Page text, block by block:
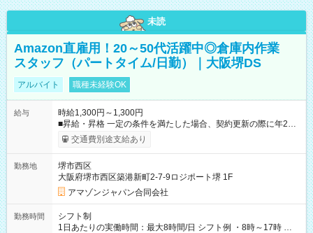
未読
Amazon直雇用！20～50代活躍中◎倉庫内作業
スタッフ（パートタイム/日勤）｜大阪堺DS
アルバイト 職種未経験OK
給与
時給1,300円～1,300円
■昇給・昇格 一定の条件を満たした場合、契約更新の際に年2回
まで昇給の機会があります。 ■正社員登用制度あり ※月末締/翌
月25日支払い ※時間外手当、別途支給 ※深夜割増賃金 (22:00～
☆Amazon直雇用で安定して働けます！ 【試用期間】試用期間
あり 試用期間の長さ：1週間 雇用形態、給与は本採用時と同じ
です。
交通費別途支給あり
勤務地
堺市西区
大阪府堺市西区築港新町2-7-9ロジポート堺 1F
アマゾンジャパン合同会社
勤務時間
シフト制
1日あたりの実働時間：最大8時間/日 シフト例 ・8時～17時 ・